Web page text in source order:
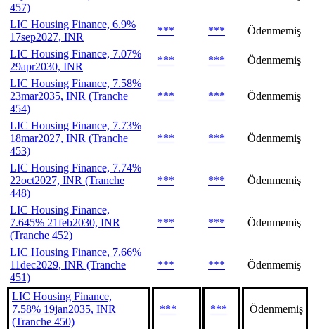
457)
LIC Housing Finance, 6.9%
17sep2027, INR
*** ***
Ödenmemiş
LIC Housing Finance, 7.07%
29apr2030, INR
*** ***
Ödenmemiş
LIC Housing Finance, 7.58%
23mar2035, INR (Tranche
454)
*** *** Ödenmemiş
LIC Housing Finance, 7.73%
18mar2027, INR (Tranche
453)
*** *** Ödenmemiş
LIC Housing Finance, 7.74%
22oct2027, INR (Tranche
448)
*** *** Ödenmemiş
LIC Housing Finance,
7.645% 21feb2030, INR
(Tranche 452)
*** *** Ödenmemiş
LIC Housing Finance, 7.66%
11dec2029, INR (Tranche
451)
*** *** Ödenmemiş
LIC Housing Finance,
7.58% 19jan2035, INR
(Tranche 450)
*** *** Ödenmemiş